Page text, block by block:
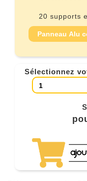
20 supports
Panneau Alu
Sélectionnez